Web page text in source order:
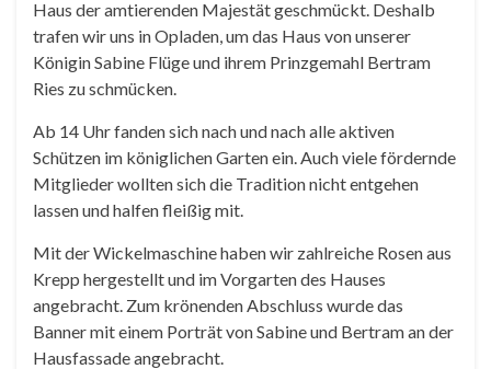
Haus der amtierenden Majestät geschmückt. Deshalb
trafen wir uns in Opladen, um das Haus von unserer
Königin Sabine Flüge und ihrem Prinzgemahl Bertram
Ries zu schmücken.
Ab 14 Uhr fanden sich nach und nach alle aktiven
Schützen im königlichen Garten ein. Auch viele fördernde
Mitglieder wollten sich die Tradition nicht entgehen
lassen und halfen fleißig mit.
Mit der Wickelmaschine haben wir zahlreiche Rosen aus
Krepp hergestellt und im Vorgarten des Hauses
angebracht. Zum krönenden Abschluss wurde das
Banner mit einem Porträt von Sabine und Bertram an der
Hausfassade angebracht.